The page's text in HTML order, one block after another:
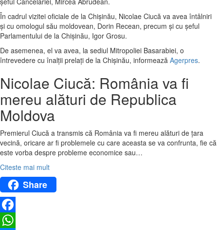
În cadrul vizitei oficiale de la Chişinău, Nicolae Ciucă va avea întâlniri
şi cu omologul său moldovean, Dorin Recean, precum şi cu şeful
Parlamentului de la Chişinău, Igor Grosu.
De asemenea, el va avea, la sediul Mitropoliei Basarabiei, o
întrevedere cu înalţii prelaţi de la Chişinău, informează Agerpres.
Nicolae Ciucă: România va fi
mereu alături de Republica
Moldova
Premierul Ciucă a transmis că România va fi mereu alături de țara
vecină, oricare ar fi problemele cu care aceasta se va confrunta, fie că
este vorba despre probleme economice sau…
Citeste mai mult
Share
Facebook